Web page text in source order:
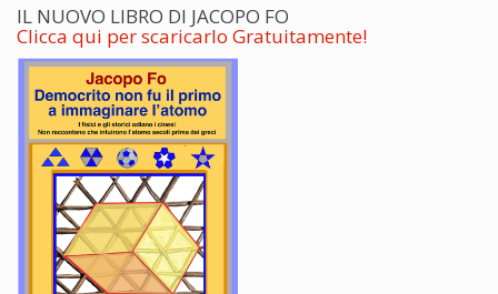
IL NUOVO LIBRO DI JACOPO FO
Clicca qui per scaricarlo Gratuitamente!